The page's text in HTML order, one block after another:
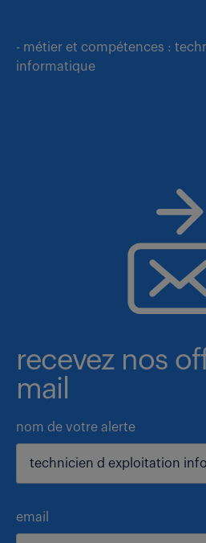
- métier et compétences :
informatique
recevez nos
mail
nom de votre alerte
email